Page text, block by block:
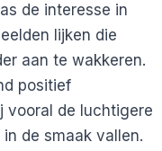
de interesse in
lijken die
aan te wakkeren.
positief
vooral de luchtigere
de smaak vallen.